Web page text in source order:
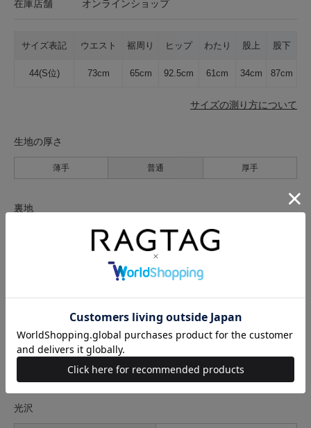
在庫店舗 オンラインショップ
サイズ表記 ウエスト 裾周り ヒップ わたり 股上 股下
44(S位) 73cm 65cm 92.5cm 61cm 34cm 87cm
サイズの測り方について
生地の厚さ
薄手 普通 厚手
裏地
あり
なし あり
伸縮性
なし あり
光沢